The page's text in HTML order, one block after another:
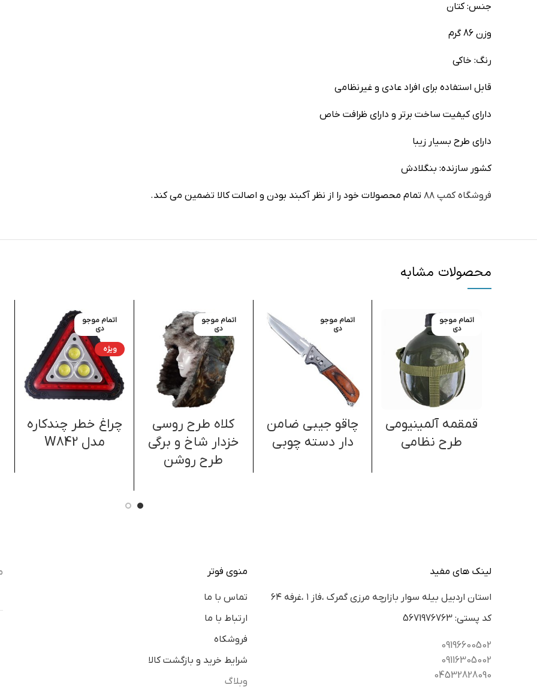
جنس: کتان
وزن 86 گرم
رنگ: خاکی
قابل استفاده برای افراد عادی و غیرنظامی
دارای کیفیت ساخت برتر و دارای ظرافت خاص
دارای طرح بسیار زیبا
کشور سازنده: بنگلادش
فروشگاه کمپ ۸۸ تمام محصولات خود را از نظر آکبند بودن و اصالت کالا تضمین می کند.
محصولات مشابه
اتمام موجو
دی
قمقمه آلمینیومی
طرح نظامی
اتمام موجو
دی
چاقو جیبی ضامن
دار دسته چوبی
اتمام موجو
دی
کلاه طرح روسی
خزدار شاخ و برگی
طرح روشن
اتمام موجو
دی
ویژه
چراغ خطر چندکاره
مدل W842
لینک های مفید
استان اردبيل بيله سوار بازارچه مرزي گمرك ،فاز ١ ،غرفه ٦٤
كد پستي: 5671976763
09196600502
09116305002
04532828090
منوی فوتر
تماس با ما
ارتباط با ما
فروشکاه
شرایط خرید و بازگشت کالا
وبلاگ